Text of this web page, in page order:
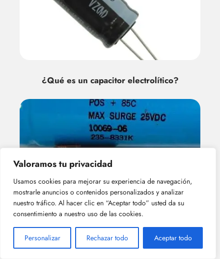
Valoramos tu privacidad
Usamos cookies para mejorar su experiencia de navegación,
mostrarle anuncios o contenidos personalizados y analizar
nuestro tráfico. Al hacer clic en “Aceptar todo” usted da su
consentimiento a nuestro uso de las cookies.
Personalizar Rechazar todo Aceptar todo
¿Qué es un capacitor electrolítico?
¿cuáles son las principales ventajas de
los capacitor electrolíticos?